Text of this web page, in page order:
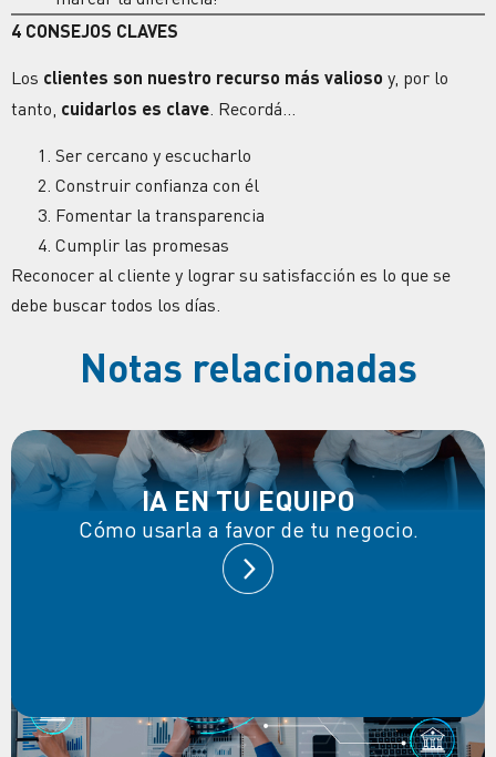
4 CONSEJOS CLAVES
Los clientes son nuestro recurso más valioso y, por lo
tanto, cuidarlos es clave. Recordá…
Ser cercano y escucharlo
Construir confianza con él
Fomentar la transparencia
Cumplir las promesas
Reconocer al cliente y lograr su satisfacción es lo que se
debe buscar todos los días.
Notas relacionadas
IA EN TU EQUIPO
Cómo usarla a favor de tu negocio.